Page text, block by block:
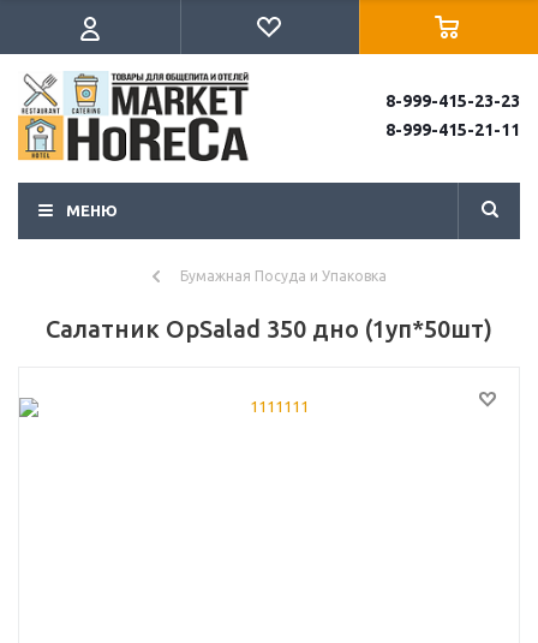
8-999-415-23-23
8-999-415-21-11
МЕНЮ
Бумажная Посуда и Упаковка
Салатник OpSalad 350 дно (1уп*50шт)